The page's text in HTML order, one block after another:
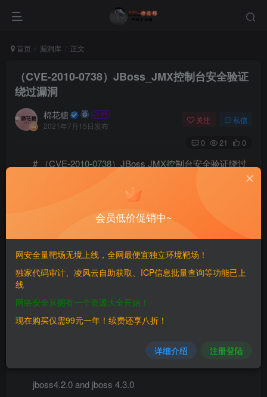
首页 漏洞库 正文
（CVE-2010-0738）JBoss_JMX控制台安全验证
绕过漏洞
棉花糖
2021年7月15日发布
关注 私信
0 21 0
# （CVE-2010-0738）JBoss JMX控制台安全验证绕过
一、漏洞简介
————
绕过了get和post传输限制，利用head传输方式发送payload
jboss4.2.0 and jboss 4.3.0
会员低价促销中~
网安全量靶场无境上线，全网最便宜独立环境靶场！
独家代码审计、凌风云自助获取、ICP信息批量查询等功能已上
线
网络安全从拥有一个资源大全开始！
现在购买仅需99元一年！续费还享八折！
详细介绍 注册登陆